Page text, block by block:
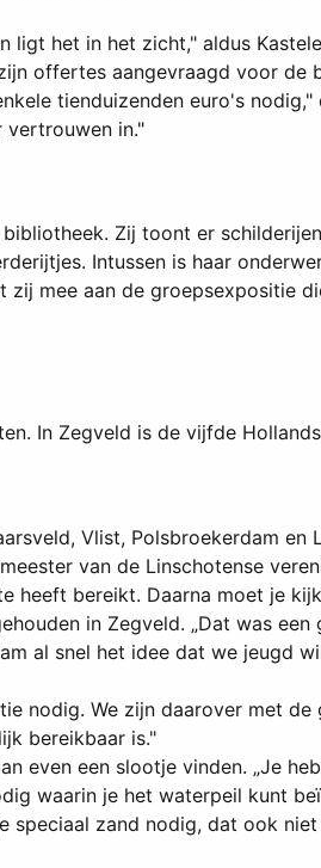
het in het zicht," aldus
offertes aangevraagd voor de
tienduizenden euro's
vertrouwen in."
Zij toont er
Intussen is haar
mee aan de groepsexpositie
In Zegveld is de vijfde
Vlist, Polsbroekerdam
van de Linschotense
bereikt. Daarna moet je
in Zegveld. „Dat was
al snel het idee dat we jeugd
nodig. We zijn daarover met
bereikbaar is."
even een slootje vinden. „Je
waarin je het waterpeil kunt
zand nodig, dat ook